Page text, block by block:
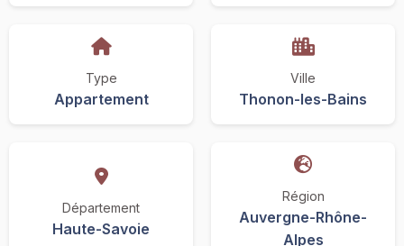
Type
Appartement
Ville
Thonon-les-Bains
Département
Haute-Savoie
Région
Auvergne-Rhône-
Alpes